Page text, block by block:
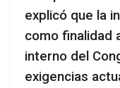
explicó que la
como finalidad
interno del
exigencias